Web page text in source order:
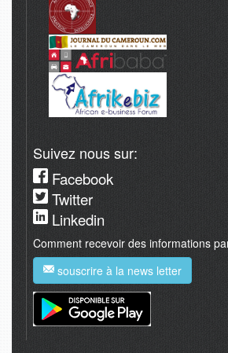
Suivez nous sur:
Facebook
Twitter
Linkedin
Comment recevoir des informations
souscrire à la news letter